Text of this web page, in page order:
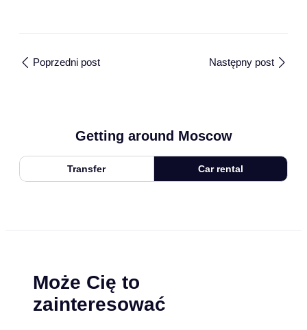
Poprzedni post Następny post
Getting around Moscow
Transfer Car rental
Może Cię to
zainteresować